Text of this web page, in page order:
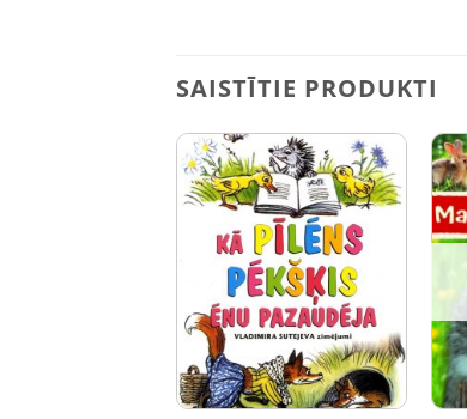
SAISTĪTIE PRODUKTI